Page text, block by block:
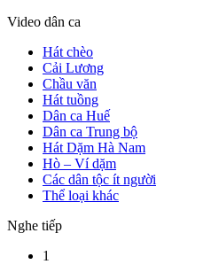
Video dân ca
Hát chèo
Cải Lương
Chầu văn
Hát tuồng
Dân ca Huế
Dân ca Trung bộ
Hát Dặm Hà Nam
Hò – Ví dặm
Các dân tộc ít người
Thể loại khác
Nghe tiếp
1